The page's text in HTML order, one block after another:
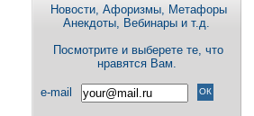
Новости, Aфоризмы, Метафоры
Анекдоты, Вебинары и т.д.
Посмотрите и выберете те, что
нравятся Вам.
e-mail